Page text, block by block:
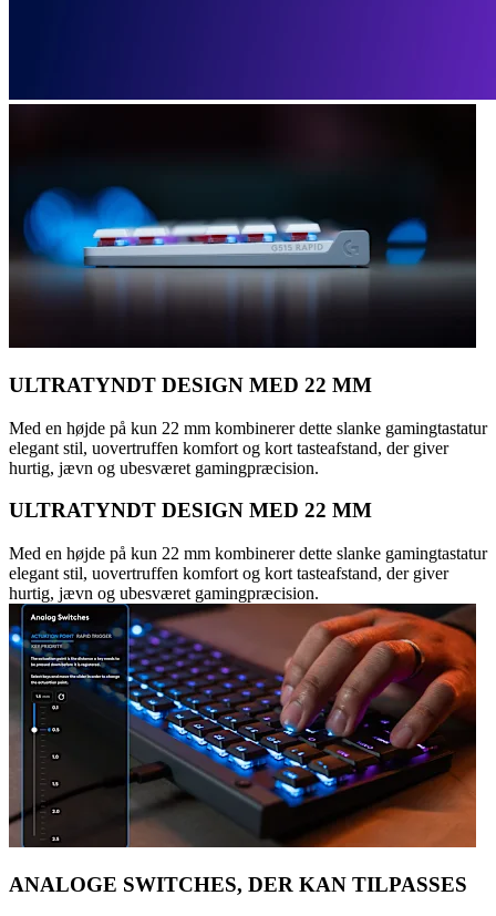
ULTRATYNDT DESIGN MED 22 MM
Med en højde på kun 22 mm kombinerer dette slanke gamingtastatur
elegant stil, uovertruffen komfort og kort tasteafstand, der giver
hurtig, jævn og ubesværet gamingpræcision.
ULTRATYNDT DESIGN MED 22 MM
Med en højde på kun 22 mm kombinerer dette slanke gamingtastatur
elegant stil, uovertruffen komfort og kort tasteafstand, der giver
hurtig, jævn og ubesværet gamingpræcision.
ANALOGE SWITCHES, DER KAN TILPASSES